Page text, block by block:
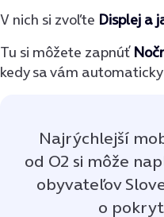
V nich si zvoľte Displej a
Tu si môžete zapnúť
kedy sa vám
Najrýchlejší
od O2 si môže
obyvateľov
o